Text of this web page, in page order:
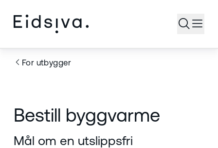
Åpne
For utbygger
Bestill byggvarme
Mål om en utslippsfri